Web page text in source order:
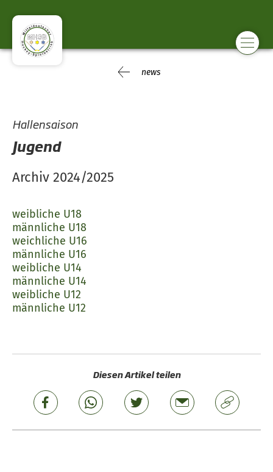
news
Hallensaison
Jugend
Archiv 2024/2025
weibliche U18
männliche U18
weichliche U16
männliche U16
weibliche U14
männliche U14
weibliche U12
männliche U12
Diesen Artikel teilen